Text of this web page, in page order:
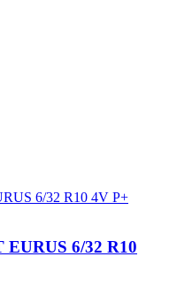
6/32 R10